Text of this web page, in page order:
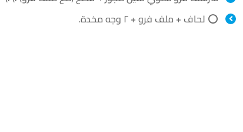
⭕ لحاف + ملف فرو + ٢ وجه مخدة.